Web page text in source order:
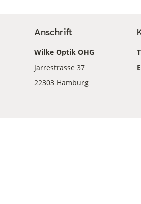
Anschrift
Wilke Optik OHG
Jarrestrasse 37
22303 Hamburg